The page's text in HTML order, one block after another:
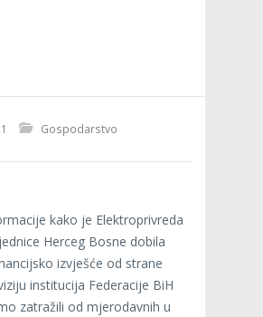
Gospodarstvo
kako je Elektroprivreda
Herceg Bosne dobila
izvješće od strane
institucija Federacije BiH
zatražili od mjerodavnih u